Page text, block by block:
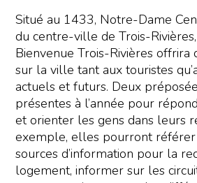
Situé au 1433, Notre-Dame
du centre-ville de Trois-
Bienvenue Trois-Rivières offrira
sur la ville tant aux touristes
actuels et futurs. Deux
présentes à l’année pour
et orienter les gens dans leurs
exemple, elles pourront
sources d’information pour la
logement, informer sur les